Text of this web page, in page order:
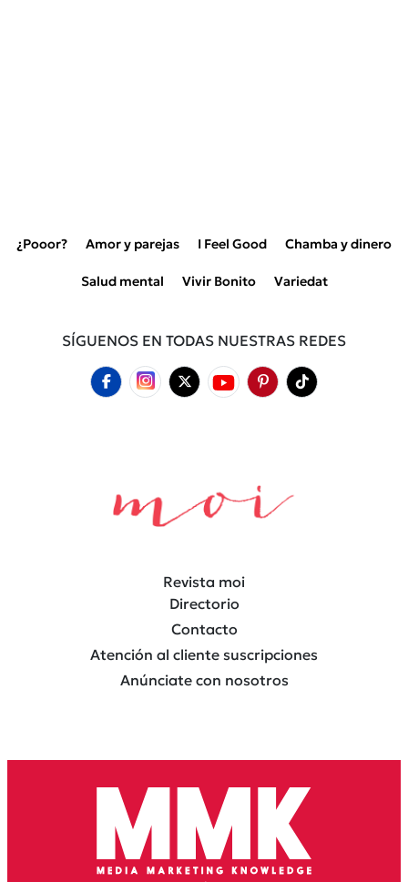
¿Pooor? Amor y parejas I Feel Good Chamba y dinero
Salud mental Vivir Bonito Variedat
SÍGUENOS EN TODAS NUESTRAS REDES
Revista moi
Directorio
Contacto
Atención al cliente suscripciones
Anúnciate con nosotros